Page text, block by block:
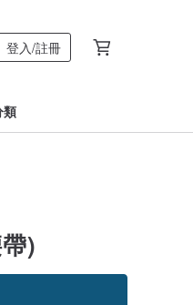
登入/註冊
類
)